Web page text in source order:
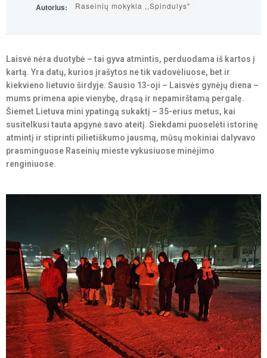
Autorius: Raseinių mokykla ,,Spindulys"
Laisvė nėra duotybė – tai gyva atmintis, perduodama iš kartos į
kartą. Yra datų, kurios įrašytos ne tik vadovėliuose, bet ir
kiekvieno lietuvio širdyje. Sausio 13-oji – Laisvės gynėjų diena –
mums primena apie vienybę, drąsą ir nepamirštamą pergalę.
Šiemet Lietuva mini ypatingą sukaktį – 35-erius metus, kai
susitelkusi tauta apgynė savo ateitį. Siekdami puoselėti istorinę
atmintį ir stiprinti pilietiškumo jausmą, mūsų mokiniai dalyvavo
prasminguose Raseinių mieste vykusiuose minėjimo
renginiuose.